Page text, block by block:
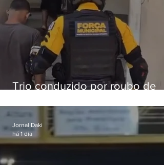
Trio conduzido por roubo de
passagens
Jornal Daki
há 1 dia